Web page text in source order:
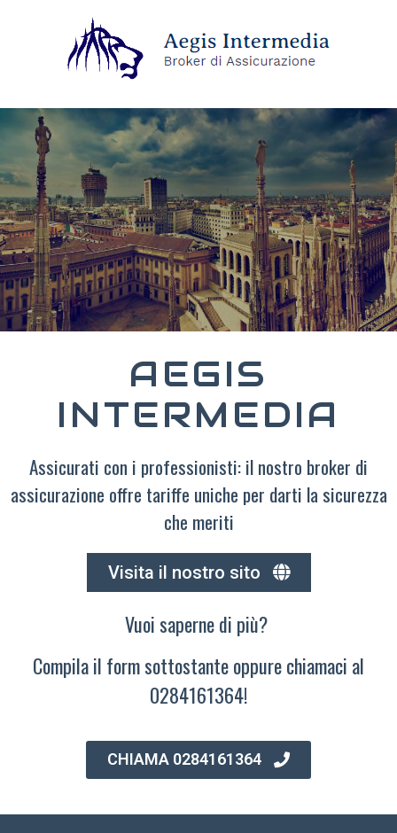
AEGIS
INTERMEDIA
Assicurati con i professionisti: il nostro broker di
assicurazione offre tariffe uniche per darti la sicurezza
che meriti
Visita il nostro sito
Vuoi saperne di più?
Compila il form sottostante oppure chiamaci al
0284161364!
CHIAMA 0284161364